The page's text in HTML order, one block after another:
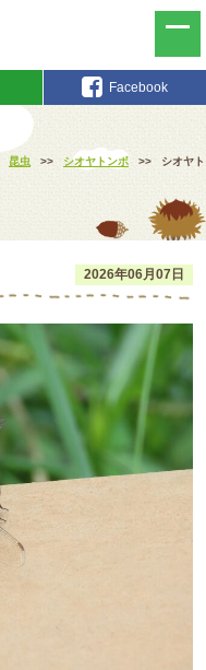
Facebook
昆虫 >> シオヤトンボ >>
シオヤト
2026年06月07日